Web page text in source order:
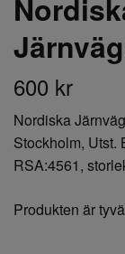
600 kr
Nordiska
Stockholm, Utst.
RSA:4561,
Produkten är